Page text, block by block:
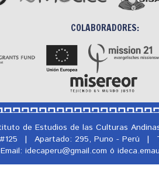
COLABORADORES:
de Estudios de las Culturas
| Apartado: 295, Puno - Perú |
Email: idecaperu@gmail.com ó